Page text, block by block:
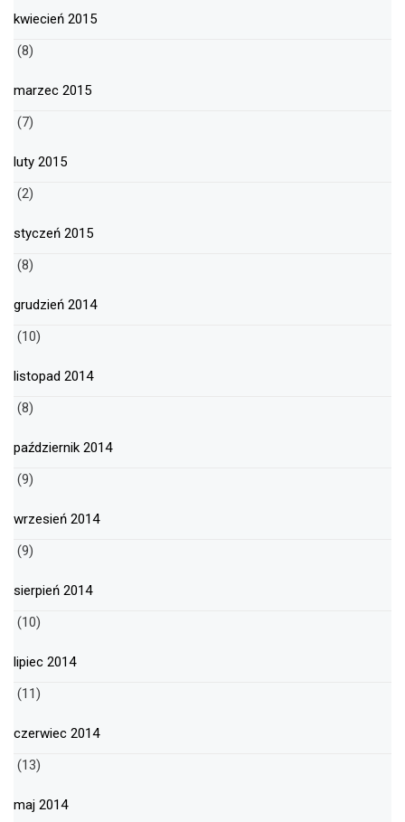
kwiecień 2015
(8)
marzec 2015
(7)
luty 2015
(2)
styczeń 2015
(8)
grudzień 2014
(10)
listopad 2014
(8)
październik 2014
(9)
wrzesień 2014
(9)
sierpień 2014
(10)
lipiec 2014
(11)
czerwiec 2014
(13)
maj 2014